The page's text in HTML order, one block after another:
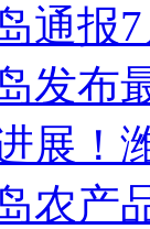
通报
发布
展！
农产